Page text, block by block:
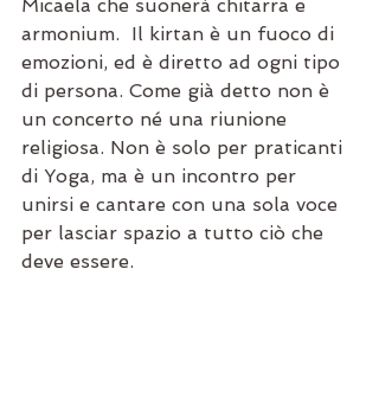
Micaela che suonerà chitarra e
armonium.  Il kirtan è un fuoco di
emozioni, ed è diretto ad ogni tipo
di persona. Come già detto non è
un concerto né una riunione
religiosa. Non è solo per praticanti
di Yoga, ma è un incontro per
unirsi e cantare con una sola voce
per lasciar spazio a tutto ciò che
deve essere.